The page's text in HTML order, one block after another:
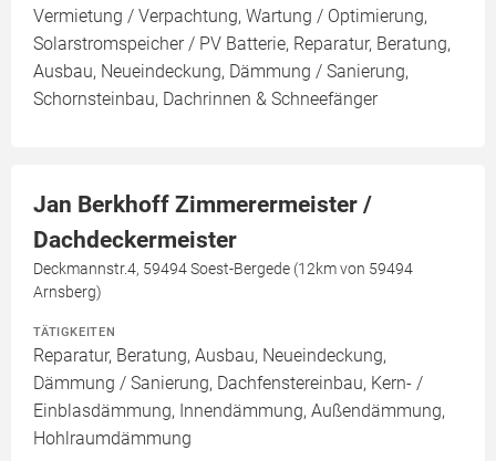
Vermietung / Verpachtung, Wartung / Optimierung,
Solarstromspeicher / PV Batterie, Reparatur, Beratung,
Ausbau, Neueindeckung, Dämmung / Sanierung,
Schornsteinbau, Dachrinnen & Schneefänger
Jan Berkhoff Zimmerermeister /
Dachdeckermeister
Deckmannstr.4, 59494 Soest-Bergede (12km von 59494
Arnsberg)
TÄTIGKEITEN
Reparatur, Beratung, Ausbau, Neueindeckung,
Dämmung / Sanierung, Dachfenstereinbau, Kern- /
Einblasdämmung, Innendämmung, Außendämmung,
Hohlraumdämmung